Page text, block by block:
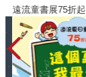
遠流童書展75折起